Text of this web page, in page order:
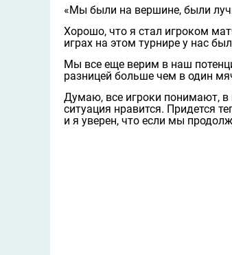
«Мы были на вершине, были
Хорошо, что я стал игроком
играх на этом турнире у нас
Мы все еще верим в наш
разницей больше чем в один
Думаю, все игроки понимают,
ситуация нравится. Придется
и я уверен, что если мы